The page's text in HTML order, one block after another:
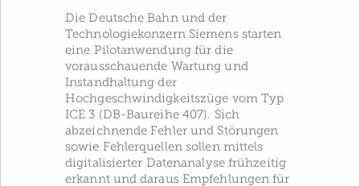
Die Deutsche Bahn und der
Technologiekonzern Siemens starten
eine Pilotanwendung für die
vorausschauende Wartung und
Instandhaltung der
Hochgeschwindigkeitszüge vom Typ
ICE 3 (DB-Baureihe 407). Sich
abzeichnende Fehler und Störungen
sowie Fehlerquellen sollen mittels
digitalisierter Datenanalyse frühzeitig
erkannt und daraus Empfehlungen für